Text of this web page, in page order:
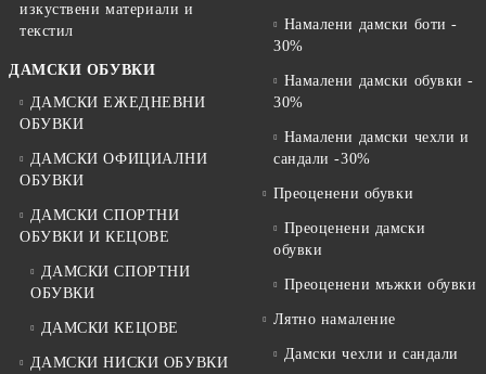
изкуствени материали и
текстил
ДАМСКИ ОБУВКИ
ДАМСКИ ЕЖЕДНЕВНИ
ОБУВКИ
ДАМСКИ ОФИЦИАЛНИ
ОБУВКИ
ДАМСКИ СПОРТНИ
ОБУВКИ И КЕЦОВЕ
ДАМСКИ СПОРТНИ
ОБУВКИ
ДАМСКИ КЕЦОВЕ
ДАМСКИ НИСКИ ОБУВКИ
Намалени дамски боти -
30%
Намалени дамски обувки -
30%
Намалени дамски чехли и
сандали -30%
Преоценени обувки
Преоценени дамски
обувки
Преоценени мъжки обувки
Лятно намаление
Дамски чехли и сандали